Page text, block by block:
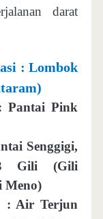
darat
: Lombok
Pantai Pink
Senggigi,
Gili (Gili
Meno)
: Air Terjun